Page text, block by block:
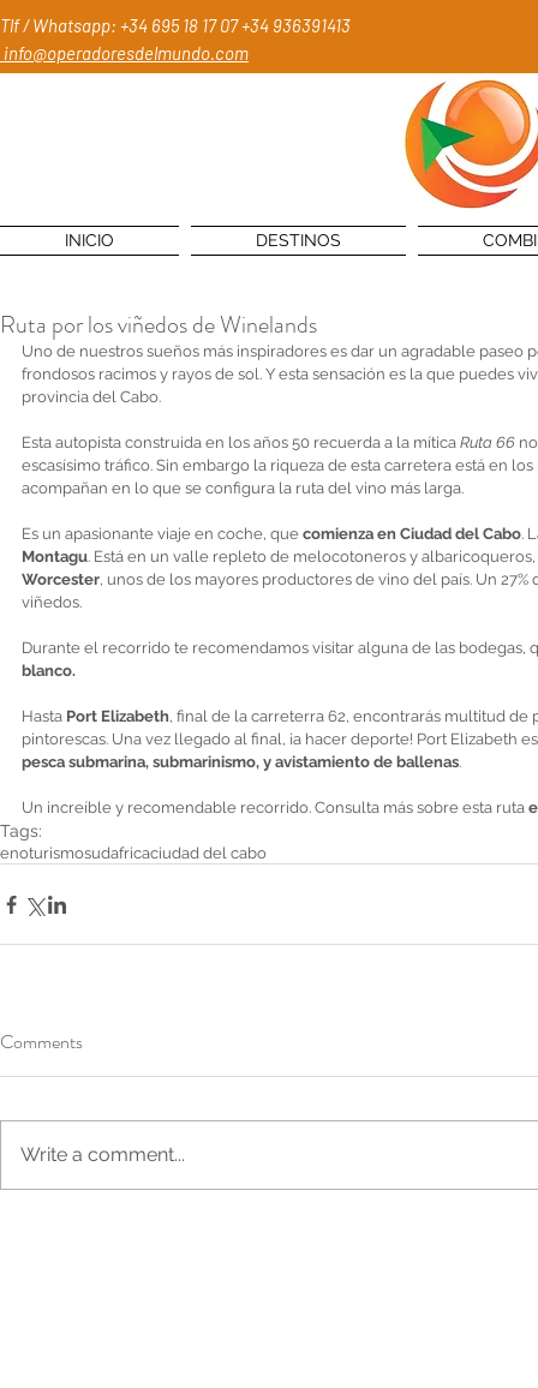
Tlf / Whatsapp: +34 695 18 17 07+34 936391413
info@operadoresdelmundo.com
INICIO DESTINOS
Ruta por los viñedos de Winelands
Uno de nuestros sueños más inspiradores es dar un agradable paseo
frondosos racimos y rayos de sol. Y esta sensación es la que puedes
provincia del Cabo.
Esta autopista construida en los años 50 recuerda a la mítica Ruta 66
escasísimo tráfico. Sin embargo la riqueza de esta carretera está en
acompañan en lo que se configura la ruta del vino más larga.
Es un apasionante viaje en coche, que comienza en Ciudad del Cabo.
Montagu. Está en un valle repleto de melocotoneros y
Worcester, unos de los mayores productores de vino del país. Un
viñedos.
Durante el recorrido te recomendamos visitar alguna de las bodegas,
blanco.
Hasta Port Elizabeth, final de la carreterra 62, encontrarás multitud
pintorescas. Una vez llegado al final, ¡a hacer deporte! Port Elizabeth
pesca submarina, submarinismo, y avistamiento de ballenas.
Un increíble y recomendable recorrido. Consulta más sobre esta ruta
Tags:
enoturismosudafricaciudad del cabo
Comments
Write a comment...